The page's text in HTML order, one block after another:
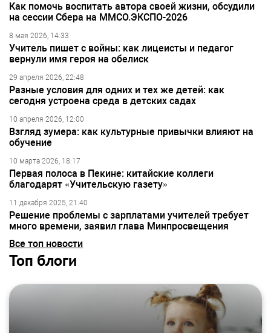
Как помочь воспитать автора своей жизни, обсудили
на сессии Сбера на ММСО.ЭКСПО-2026
8 мая 2026, 14:33
Учитель пишет с войны: как лицеисты и педагог
вернули имя героя на обелиск
29 апреля 2026, 22:48
Разные условия для одних и тех же детей: как
сегодня устроена среда в детских садах
10 апреля 2026, 12:00
Взгляд зумера: как культурные привычки влияют на
обучение
10 марта 2026, 18:17
Первая полоса в Пекине: китайские коллеги
благодарят «Учительскую газету»
11 декабря 2025, 21:40
Решение проблемы с зарплатами учителей требует
много времени, заявил глава Минпросвещения
Все топ новости
Топ блоги